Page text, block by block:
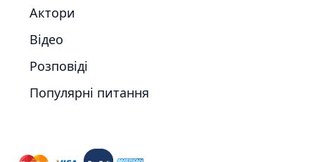
Актори
Відео
Розповіді
Популярні питання